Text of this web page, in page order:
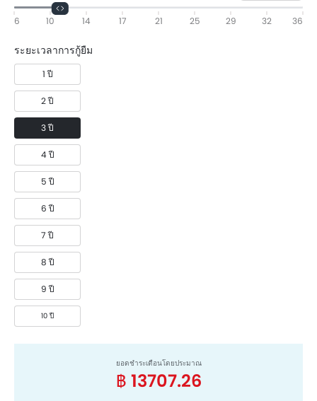
6 10 14 17 21 25 29 32 36
ระยะเวลาการกู้ยืม
1 ปี
2 ปี
3 ปี
4 ปี
5 ปี
6 ปี
7 ปี
8 ปี
9 ปี
10 ปี
ยอดชำระเดือนโดยประมาณ
฿ 13707.26